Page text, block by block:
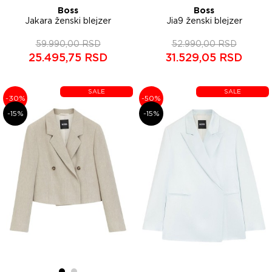
Boss
Jakara ženski blejzer
59.990,00 RSD
25.495,75 RSD
Boss
Jia9 ženski blejzer
52.990,00 RSD
31.529,05 RSD
-30%
-15%
SALE
-50%
-15%
SALE